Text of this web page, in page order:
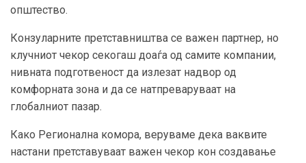
општество.
Конзуларните претставништва се важен партнер, но
клучниот чекор секогаш доаѓа од самите компании,
нивната подготвеност да излезат надвор од
комфорната зона и да се натпреваруваат на
глобалниот пазар.
Како Регионална комора, веруваме дека ваквите
настани претставуваат важен чекор кон создавање